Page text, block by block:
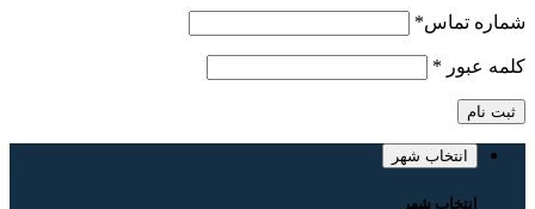
شماره تماس*
کلمه عبور *
ثبت نام
انتخاب شهر
انتخاب شهر